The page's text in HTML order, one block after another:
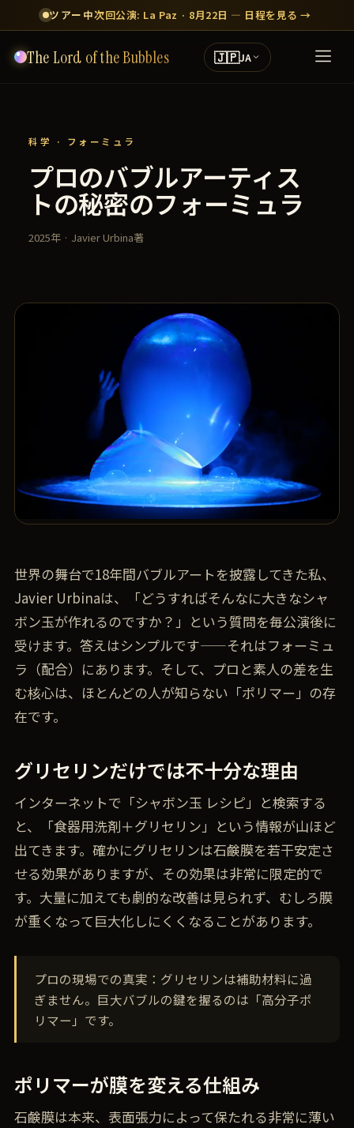
ツアー中次回公演: La Paz · 8月22日 — 日程を見る →
The Lord of the Bubbles 🇯🇵JA
科学 · フォーミュラ
プロのバブルアーティス
トの秘密のフォーミュラ
2025年 · Javier Urbina著
世界の舞台で18年間バブルアートを披露してきた私、
Javier Urbinaは、「どうすればそんなに大きなシャ
ボン玉が作れるのですか？」という質問を毎公演後に
受けます。答えはシンプルです——それはフォーミュ
ラ（配合）にあります。そして、プロと素人の差を生
む核心は、ほとんどの人が知らない「ポリマー」の存
在です。
グリセリンだけでは不十分な理由
インターネットで「シャボン玉 レシピ」と検索する
と、「食器用洗剤＋グリセリン」という情報が山ほど
出てきます。確かにグリセリンは石鹸膜を若干安定さ
せる効果がありますが、その効果は非常に限定的で
す。大量に加えても劇的な改善は見られず、むしろ膜
が重くなって巨大化しにくくなることがあります。
プロの現場での真実：グリセリンは補助材料に過
ぎません。巨大バブルの鍵を握るのは「高分子ポ
リマー」です。
ポリマーが膜を変える仕組み
石鹸膜は本来、表面張力によって保たれる非常に薄い